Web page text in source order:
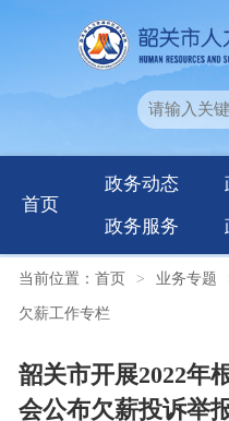
首页
政务动态
政务服务
当前位置： 首页 > 业务专题
欠薪工作专栏
韶关市开展2022年
会公布欠薪投诉举